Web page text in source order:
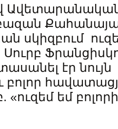
Ավետարանական
սկիզբում
էր նույն
«ուզեմ եմ